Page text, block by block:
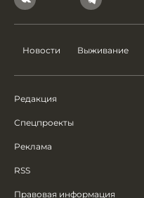
Новости Выживание
Редакция
Спецпроекты
Реклама
RSS
Правовая информация